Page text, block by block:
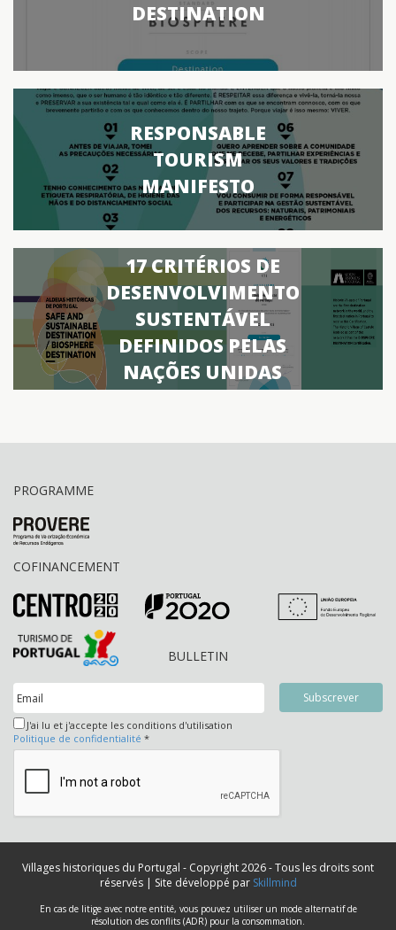
DESTINATION
RESPONSABLE
TOURISM
MANIFESTO
17 CRITÉRIOS DE
DESENVOLVIMENTO
SUSTENTÁVEL
DEFINIDOS PELAS
NAÇÕES UNIDAS
PROGRAMME
COFINANCEMENT
BULLETIN
J'ai lu et j'accepte les conditions d'utilisation
Politique de confidentialité *
Villages historiques du Portugal - Copyright 2026 - Tous les droits sont
réservés | Site développé par Skillmind
En cas de litige avec notre entité, vous pouvez utiliser un mode alternatif de
résolution des conflits (ADR) pour la consommation.